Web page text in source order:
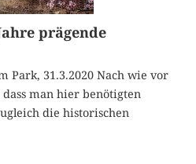
prägende
Park, 31.3.2020 Nach wie vor
man hier benötigten
die historischen